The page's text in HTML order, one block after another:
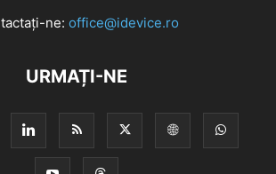
ne: office@idevice.ro
URMAȚI-NE